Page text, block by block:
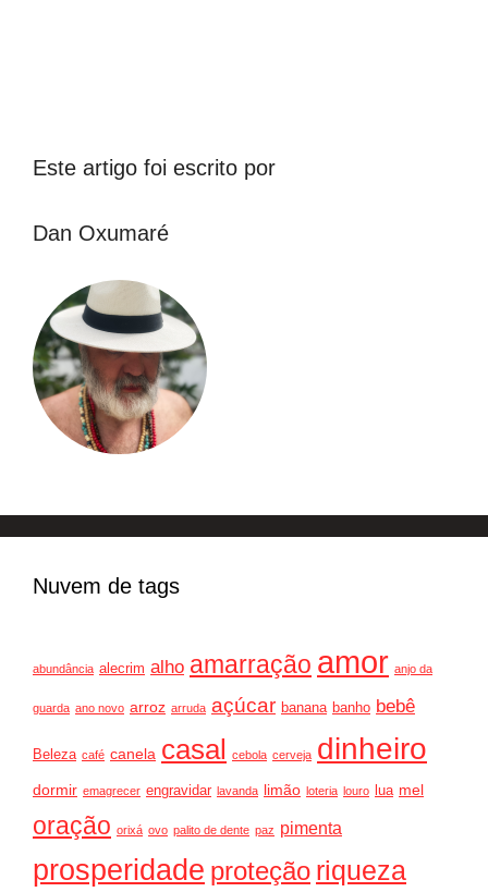
Este artigo foi escrito por
Dan Oxumaré
Nuvem de tags
abundância alecrim alho amarração amor anjo da
guarda ano novo arroz arruda açúcar banana banho bebê
Beleza café canela casal cebola cerveja dinheiro
dormir emagrecer engravidar lavanda limão loteria louro lua mel
oração orixá ovo palito de dente paz pimenta
prosperidade proteção riqueza